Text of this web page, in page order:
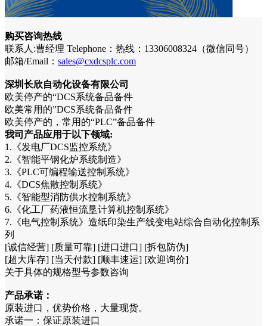
购买咨询热线
联系人:曹经理 Telephone：热线：13306008324（微信同号）
邮箱/Email： sales@cxdcsplc.com
深圳长欣自动化设备有限公司
欧美停产的“DCS系统备品备件
欧美常用的”DCS系统备品备件
欧美停产的，常用的“PLC”备品备件
我司产品应用于以下领域:
1.《发电厂DCS监控系统》
2.《智能平钢化炉系统制造》
3.《PLC可编程输送控制系统》
4.《DCS焦散控制系统》
5.《智能型消防供水控制系统》
6.《化工厂药液恒流垦计算机控制系统》
7.《电气控制系统》造纸印染生产线变电站综合自动化控制系
列
[诚信经营] [质量可靠] [进口进口] [拆包防伪]
[超大库存] [当天付款] [顺丰速运] [欢迎询价]
关于具体的规格型号参数咨询
产品承诺：
原装进口，优势价格，大量现货。
承诺一：保证原装进口